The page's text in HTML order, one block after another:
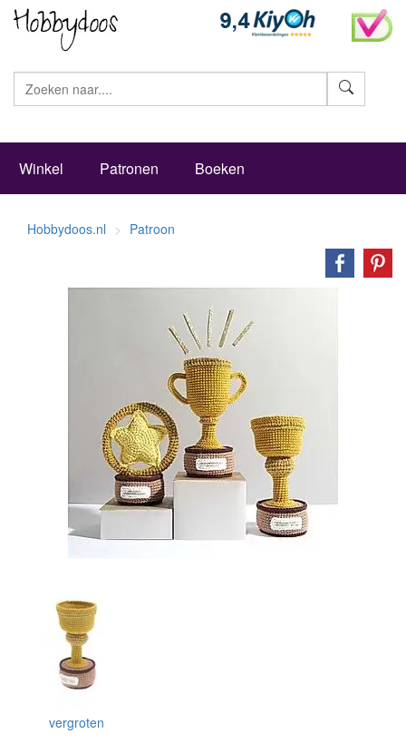
Winkel Patronen Boeken
Hobbydoos.nl Patroon
vergroten